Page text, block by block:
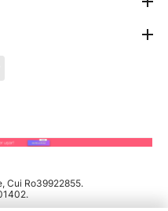
Cui Ro39922855.